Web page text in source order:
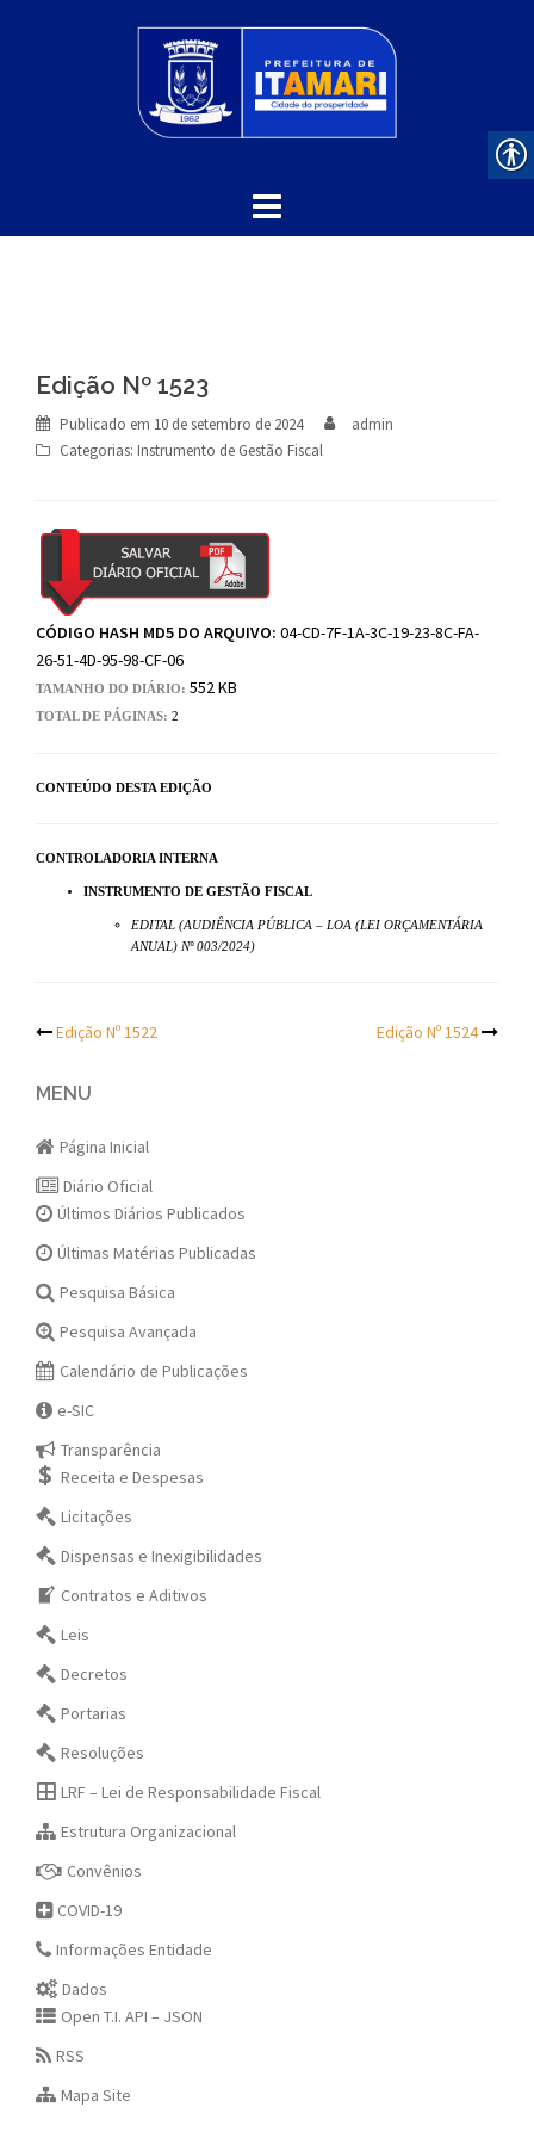
Edição Nº 1523
Publicado em 10 de setembro de 2024
admin
Categorias: Instrumento de Gestão Fiscal
CÓDIGO HASH MD5 DO ARQUIVO: 04-CD-7F-1A-3C-19-23-8C-FA-
26-51-4D-95-98-CF-06
TAMANHO DO DIÁRIO: 552 KB
TOTAL DE PÁGINAS: 2
CONTEÚDO DESTA EDIÇÃO
CONTROLADORIA INTERNA
INSTRUMENTO DE GESTÃO FISCAL
EDITAL (AUDIÊNCIA PÚBLICA – LOA (LEI ORÇAMENTÁRIA
ANUAL) Nº 003/2024)
Post
navigation
Edição Nº 1522 Edição Nº 1524
MENU
Página Inicial
Diário Oficial
Últimos Diários Publicados
Últimas Matérias Publicadas
Pesquisa Básica
Pesquisa Avançada
Calendário de Publicações
e-SIC
Transparência
Receita e Despesas
Licitações
Dispensas e Inexigibilidades
Contratos e Aditivos
Leis
Decretos
Portarias
Resoluções
LRF – Lei de Responsabilidade Fiscal
Estrutura Organizacional
Convênios
COVID-19
Informações Entidade
Dados
Open T.I. API – JSON
RSS
Mapa Site